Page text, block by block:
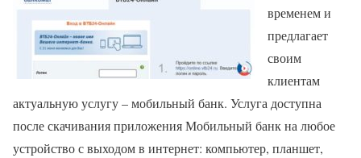
временем и
предлагает
своим
клиентам
актуальную услугу – мобильный банк. Услуга доступна
после скачивания приложения Мобильный банк на любое
устройство с выходом в интернет: компьютер, планшет,